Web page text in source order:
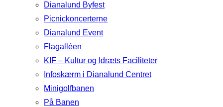
Dianalund Byfest
Picnickoncerterne
Dianalund Event
Flagalléen
KIF – Kultur og Idræts Faciliteter
Infoskærm i Dianalund Centret
Minigolfbanen
På Banen